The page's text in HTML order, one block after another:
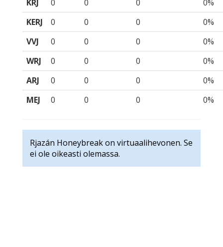
KRJ
0 0 0
0%
KERJ
0 0 0
0%
VVJ
0 0 0
0%
WRJ
0 0 0
0%
ARJ
0 0 0
0%
MEJ
0 0 0 0%
Rjazán Honeybreak on virtuaalihevonen. Se
ei ole oikeasti olemassa.